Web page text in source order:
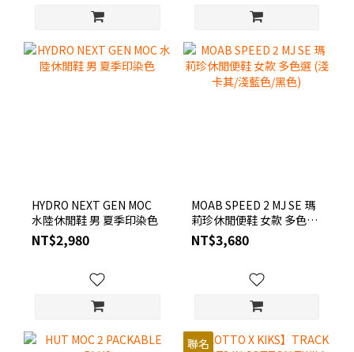
HYDRO NEXT GEN MOC
水陸休閒鞋 男 夏季印染色
NT$2,980
MOAB SPEED 2 MJ SE 瑪
莉珍休閒便鞋 女款 多色選
(淺卡其/淺藍色/黑色)
NT$3,680
聯名